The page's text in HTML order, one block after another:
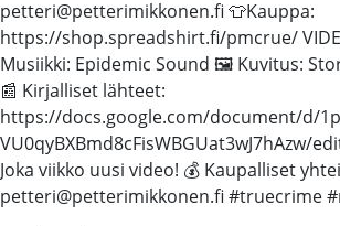
petteri@petterimikkonen.fi 👕Kauppa:
https://shop.spreadshirt.fi/pmcrue/
Musiikki: Epidemic Sound 🖼️ Kuvitus:
📰 Kirjalliset lähteet:
https://docs.google.com/document/d/
VU0qyBXBmd8cFisWBGUat3wJ7hAzw/
Joka viikko uusi video! 💰 Kaupalliset
petteri@petterimikkonen.fi #truecrime